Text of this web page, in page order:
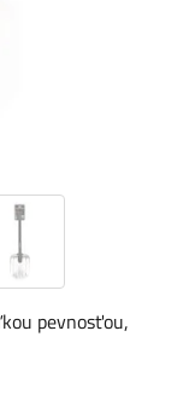
pevnosťou,